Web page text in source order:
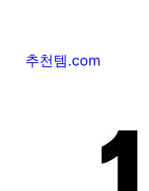
추천템.com